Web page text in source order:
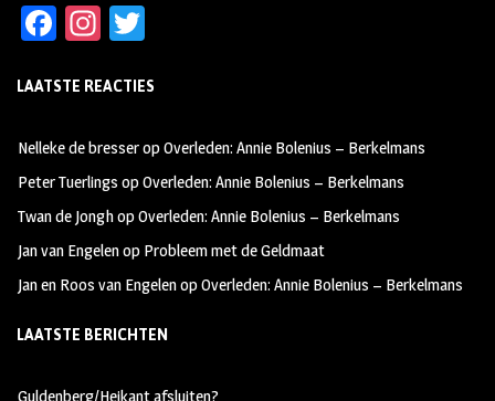
Fa
b
oo
k
In
ag
m
tt
LAATSTE REACTIES
Nelleke de bresseropOverleden: Annie Bolenius – Berkelmans
Peter Tuerlings opOverleden: Annie Bolenius – Berkelmans
Twan de JonghopOverleden: Annie Bolenius – Berkelmans
Jan van Engelenop Probleem met de Geldmaat
Jan en Roos van EngelenopOverleden: Annie Bolenius – Berkelmans
LAATSTE BERICHTEN
Guldenberg/Heikant afsluiten?